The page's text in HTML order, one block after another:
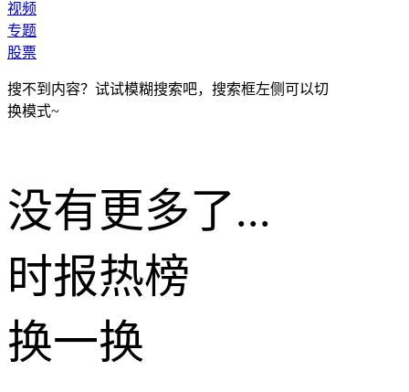
视频
专题
股票
搜不到内容？试试模糊搜索吧，搜索框左侧可以切
换模式~
没有更多了...
时报热榜
换一换